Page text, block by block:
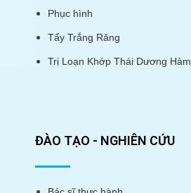
Phục hình
Tẩy Trắng Răng
Trị Loạn Khớp Thái Dương Hàm
ĐÀO TẠO - NGHIÊN CỨU